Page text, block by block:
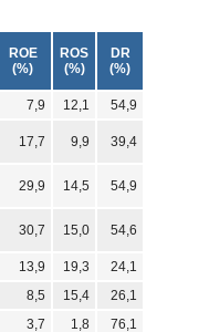
ROE
(%)
ROS
(%)
DR
(%)
7,9 12,1 54,9
17,7 9,9 39,4
29,9 14,5 54,9
30,7 15,0 54,6
13,9 19,3
24,1
8,5 15,4
26,1
3,7 1,8 76,1